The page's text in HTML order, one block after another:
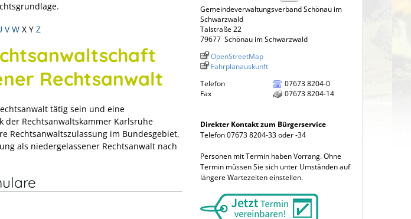
V W X Y Z
Rechtsanwalt
tätig sein und eine
der Rechtsanwaltskammer Karlsruhe
Rechtsanwaltszulassung im Bundesgebiet,
als niedergelassener Rechtsanwalt nach
Gemeindeverwaltungsverband Schönau im
Schwarzwald
Talstraße 22
79677 Schönau im Schwarzwald
OpenStreetMap
Fahrplanauskunft
Telefon
07673 8204-0
Fax
07673 8204-14
Direkter Kontakt zum Bürgerservice
Telefon 07673 8204-33 oder -34
Personen mit Termin haben Vorrang. Ohne
Termin müssen Sie sich unter Umständen auf
längere Wartezeiten einstellen.